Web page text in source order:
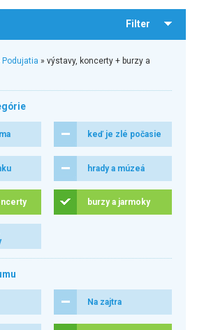
Filter
Podujatia » výstavy, koncerty + burzy a
keď je zlé počasie
hrady a múzeá
burzy a jarmoky
Na zajtra